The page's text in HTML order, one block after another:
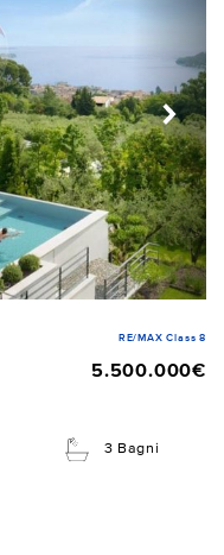
RE/MAX Class 8
5.500.000€
3 Bagni